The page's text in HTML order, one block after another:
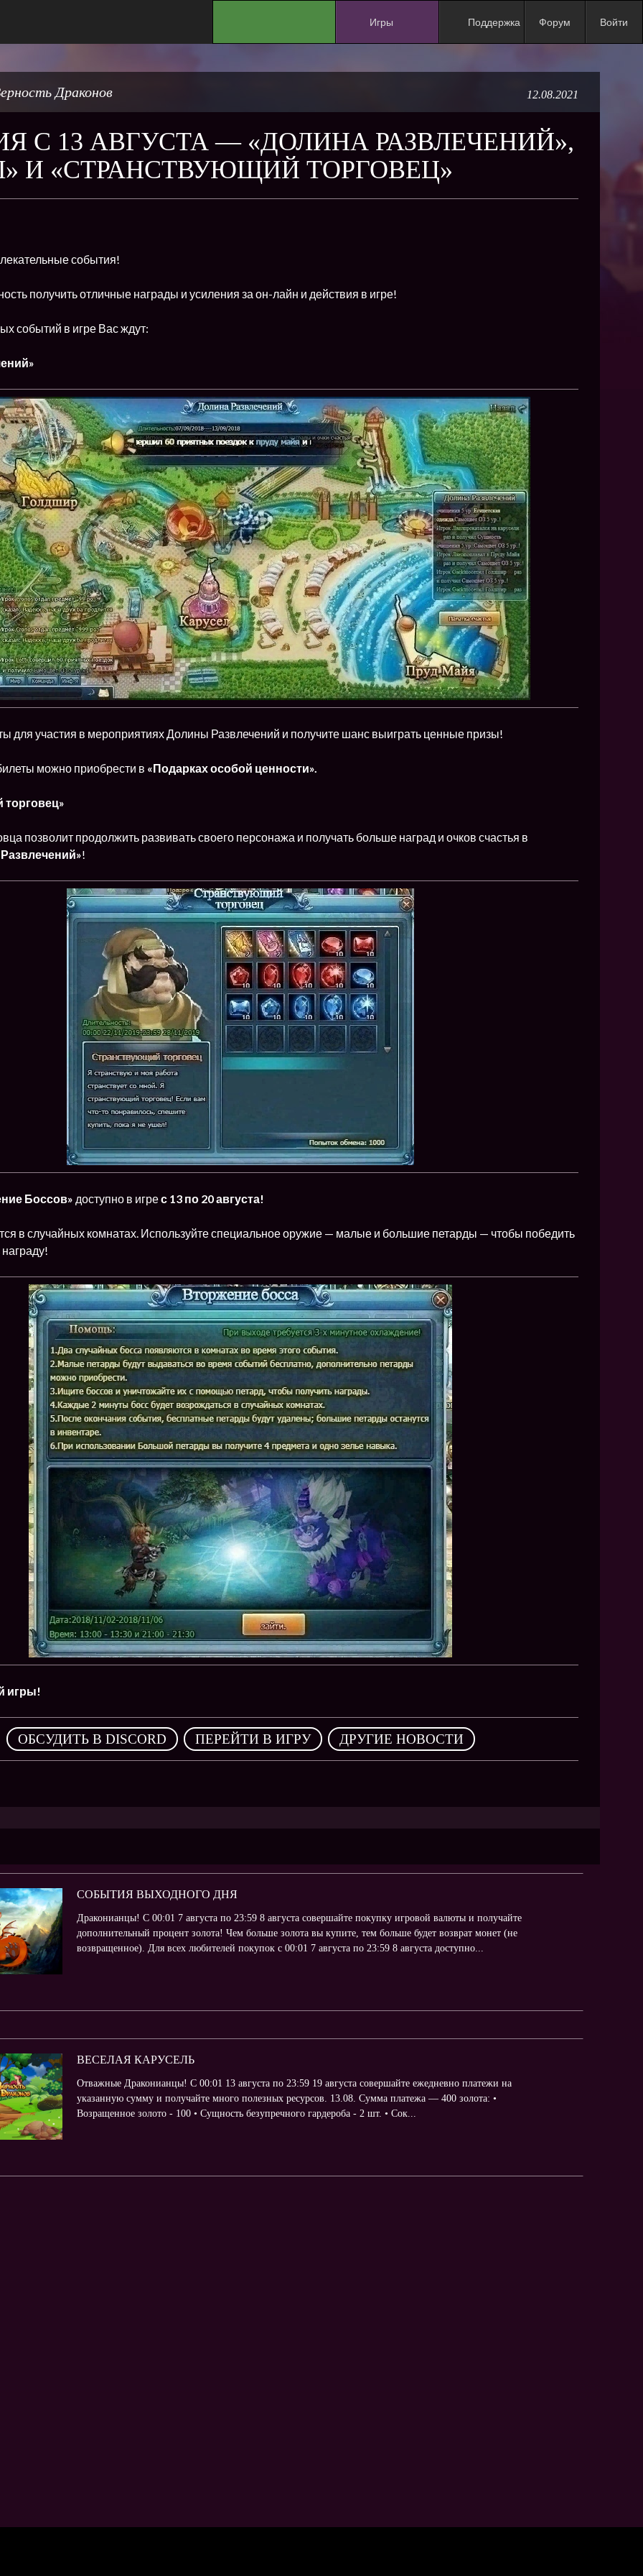
Игры
NEW
ХИТ
HIT
HIT
Поддержка Форум Войти
Драконов 12.08.2021
С 13 АВГУСТА — «ДОЛИНА РАЗВЛЕЧЕНИЙ»,
И «СТРАНСТВУЮЩИЙ ТОРГОВЕЦ»
события!
получить отличные награды и усиления за он-лайн и действия в игре!
событий в игре Вас ждут:
для участия в мероприятиях Долины Развлечений и получите шанс выиграть ценные призы!
можно приобрести в «Подарках особой ценности».
позволит продолжить развивать своего персонажа и получать больше наград и очков счастья в
!
Боссов» доступно в игрес 13 по 20 августа!
в случайных комнатах. Используйте специальное оружие — малые и большие петарды — чтобы победить
игры!
ОБСУДИТЬ В DISCORD , ПЕРЕЙТИ В ИГРУ , ДРУГИЕ НОВОСТИ
СОБЫТИЯ ВЫХОДНОГО ДНЯ
Драконианцы! С 00:01 7 августа по 23:59 8 августа совершайте покупку игровой валюты и получайте
дополнительный процент золота! Чем больше золота вы купите, тем больше будет возврат монет (не
возвращенное). Для всех любителей покупок с 00:01 7 августа по 23:59 8 августа доступно...
ВЕСЕЛАЯ КАРУСЕЛЬ
Отважные Драконианцы! С 00:01 13 августа по 23:59 19 августа совершайте ежедневно платежи на
указанную сумму и получайте много полезных ресурсов. 13.08. Сумма платежа — 400 золота: •
Возращенное золото - 100 • Сущность безупречного гардероба - 2 шт. • Сок...